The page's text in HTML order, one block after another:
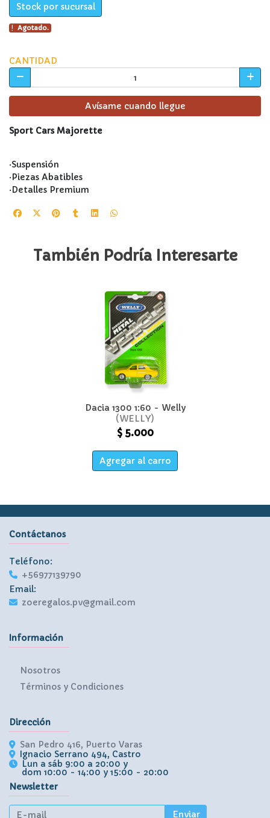
Stock por sucursal
Agotado.
CANTIDAD
Avísame cuando llegue
Sport Cars Majorette
·Suspensión
·Piezas Abatibles
·Detalles Premium
También Podría Interesarte
Dacia 1300 1:60 - Welly
WELLY
$ 5.000
Agregar al carro
Contáctanos
Teléfono:
+56977139790
Email:
zoeregalos.pv@gmail.com
Información
Nosotros
Términos y Condiciones
Dirección
San Pedro 416, Puerto Varas
Ignacio Serrano 494, Castro
Lun a sáb 9:00 a 20:00 y
dom 10:00 - 14:00 y 15:00 - 20:00
Newsletter
Enviar